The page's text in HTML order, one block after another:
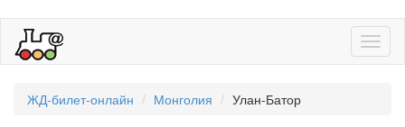
ЖД-билет-онлайн Монголия Улан-Батор